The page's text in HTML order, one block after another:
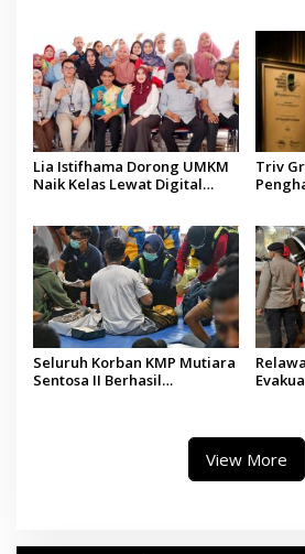
Lia Istifhama Dorong UMKM
Naik Kelas Lewat Digital
Triv
Seluruh Korban KMP Mutiara
Sentosa II Berhasil
View More